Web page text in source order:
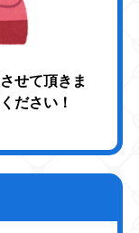
せて頂きま
ださい！